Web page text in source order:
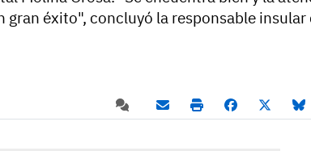
gran éxito", concluyó la responsable insular